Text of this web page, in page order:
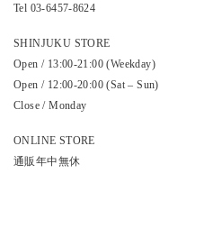
Tel 03-6457-8624
SHINJUKU STORE
Open / 13:00-21:00 (Weekday)
Open / 12:00-20:00 (Sat – Sun)
Close / Monday
ONLINE STORE
通販年中無休